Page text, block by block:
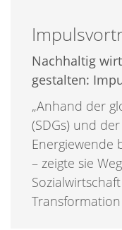
Nachhaltig
gestalten:
„Anhand der
(SDGs) und
Energiewende
– zeigte sie